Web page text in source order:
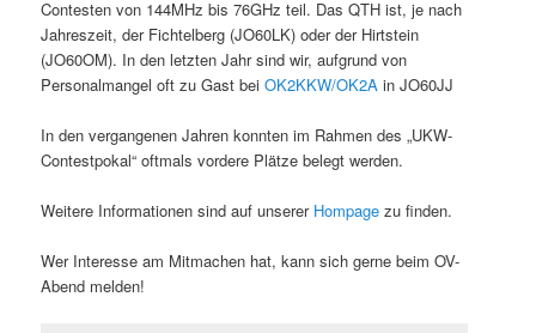
Contesten von 144MHz bis 76GHz teil. Das QTH ist, je nach
Jahreszeit, der Fichtelberg (JO60LK) oder der Hirtstein
(JO60OM). In den letzten Jahr sind wir, aufgrund von
Personalmangel oft zu Gast beiOK2KKW/OK2A in JO60JJ
In den vergangenen Jahren konnten im Rahmen des „UKW-
Contestpokal“ oftmals vordere Plätze belegt werden.
Weitere Informationen sind auf unserer Hompage zu finden.
Wer Interesse am Mitmachen hat, kann sich gerne beim OV-
Abend melden!